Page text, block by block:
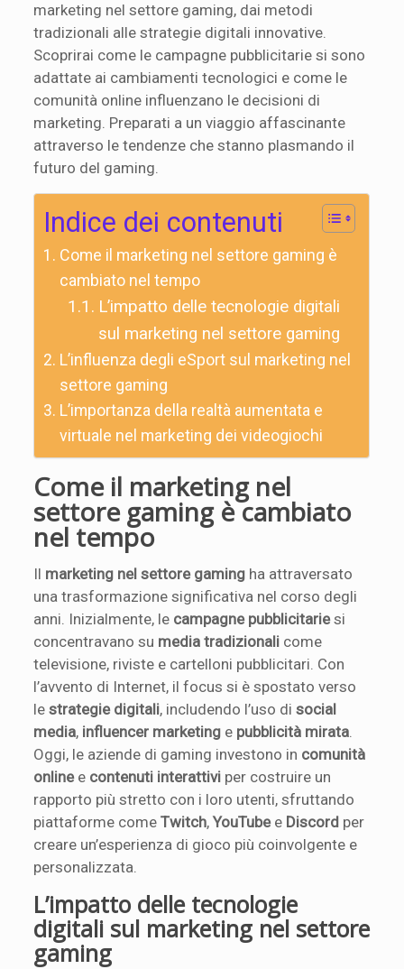
marketing nel settore gaming, dai metodi
tradizionali alle strategie digitali innovative.
Scoprirai come le campagne pubblicitarie si sono
adattate ai cambiamenti tecnologici e come le
comunità online influenzano le decisioni di
marketing. Preparati a un viaggio affascinante
attraverso le tendenze che stanno plasmando il
futuro del gaming.
Indice dei contenuti
Come il marketing nel settore gaming è
cambiato nel tempo
L’impatto delle tecnologie digitali
sul marketing nel settore gaming
L’influenza degli eSport sul marketing nel
settore gaming
L’importanza della realtà aumentata e
virtuale nel marketing dei videogiochi
Come il marketing nel
settore gaming è cambiato
nel tempo
Il marketing nel settore gaming ha attraversato
una trasformazione significativa nel corso degli
anni. Inizialmente, le campagne pubblicitariesi
concentravano su media tradizionali come
televisione, riviste e cartelloni pubblicitari. Con
l’avvento di Internet, il focus si è spostato verso
lestrategie digitali, includendo l’uso disocial
media, influencer marketing e pubblicità mirata.
Oggi, le aziende di gaming investono in comunità
onlinee contenuti interattivi per costruire un
rapporto più stretto con i loro utenti, sfruttando
piattaforme comeTwitch,YouTubee Discord per
creare un’esperienza di gioco più coinvolgente e
personalizzata.
L’impatto delle tecnologie
digitali sul marketing nel settore
gaming